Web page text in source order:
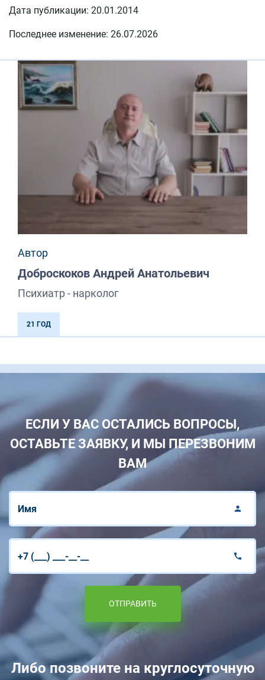
Дата публикации: 20.01.2014
Последнее изменение: 26.07.2026
Автор
Доброскоков Андрей Анатольевич
Психиатр - нарколог
21 ГОД
ЕСЛИ У ВАС ОСТАЛИСЬ ВОПРОСЫ,
ОСТАВЬТЕ ЗАЯВКУ, И МЫ ПЕРЕЗВОНИМ
ВАМ
ОТПРАВИТЬ
Либо позвоните на круглосуточную